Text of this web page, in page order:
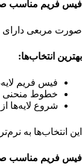
فیس فریم مناسب
صورت مربعی
بهترین انتخاب‌ها:
فیس فریم
خطوط منحنی
شروع لایه‌ها
این انتخاب‌ها به
فیس فریم مناسب